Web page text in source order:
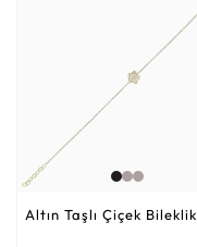
Altın Taşlı Çiçek Bileklik